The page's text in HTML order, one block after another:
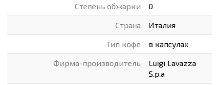
Степень обжарки 0
Страна Италия
Тип кофе в капсулах
Фирма-производитель
Luigi Lavazza
S.p.a